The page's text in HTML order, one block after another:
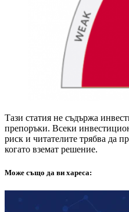
Тази статия не съдържа
препоръки. Всеки
риск и читателите трябва да
когато вземат решение.
Може също да ви хареса: